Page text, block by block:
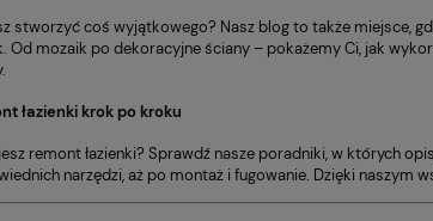
stworzyć coś wyjątkowego? Nasz blog to także miejsce,
Od mozaik po dekoracyjne ściany – pokażemy Ci, jak
łazienki krok po kroku
remont łazienki? Sprawdź nasze poradniki, w których
narzędzi, aż po montaż i fugowanie. Dzięki naszym